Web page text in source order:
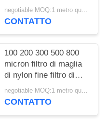
Filter Mesh Stoffa
tessuta
negotiable MOQ:1 metro quadrato
CONTATTO
100 200 300 500 800
micron filtro di maglia
di nylon fine filtro di
stoffa per succo di latte
fredda birra di qualità
negotiable MOQ:1 metro quadrato
CONTATTO